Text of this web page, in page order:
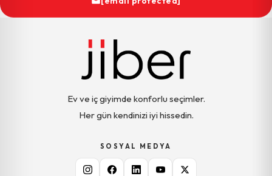
Ev ve iç giyimde konforlu seçimler.
Her gün kendinizi iyi hissedin.
SOSYAL MEDYA